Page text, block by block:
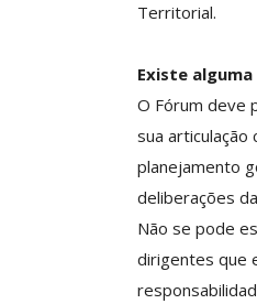
Territorial.
Existe
O Fórum deve
sua
planejamento
deliberações
Não se pode
dirigentes que